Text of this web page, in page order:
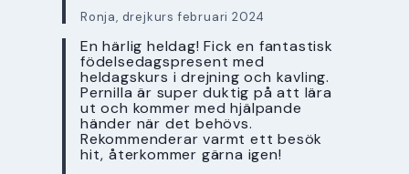
Ronja, drejkurs februari 2024
En härlig heldag! Fick en fantastisk
födelsedagspresent med
heldagskurs i drejning och kavling.
Pernilla är super duktig på att lära
ut och kommer med hjälpande
händer när det behövs.
Rekommenderar varmt ett besök
hit, återkommer gärna igen!